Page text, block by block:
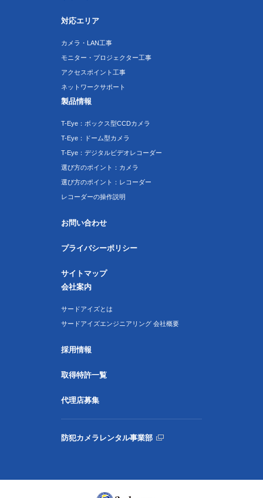
対応エリア
カメラ・LAN工事
モニター・プロジェクター工事
アクセスポイント工事
ネットワークサポート
製品情報
T-Eye：ボックス型CCDカメラ
T-Eye：ドーム型カメラ
T-Eye：デジタルビデオレコーダー
選び方のポイント：カメラ
選び方のポイント：レコーダー
レコーダーの操作説明
お問い合わせ
プライバシーポリシー
サイトマップ
会社案内
サードアイズとは
サードアイズエンジニアリング 会社概要
採用情報
取得特許一覧
代理店募集
防犯カメラレンタル事業部